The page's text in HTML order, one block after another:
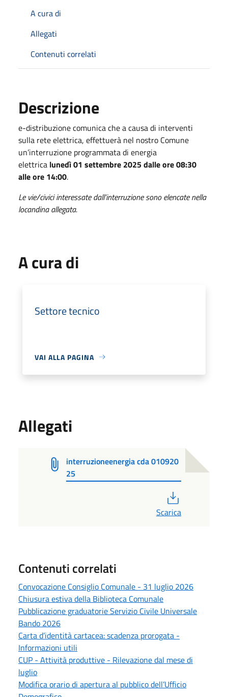
A cura di
Allegati
Contenuti correlati
Descrizione
e-distribuzione comunica che a causa di interventi
sulla rete elettrica, effettuerà nel nostro Comune
un’interruzione programmata di energia
elettrica lunedì 01 settembre 2025 dalle ore 08:30
alle ore 14:00.
Le vie/civici interessate dall’interruzione sono elencate nella
locandina allegata.
A cura di
Settore tecnico
VAI ALLA PAGINA
Allegati
interruzioneenergia cda 010920
25
Scarica
Contenuti correlati
Convocazione Consiglio Comunale - 31 luglio 2026
Chiusura estiva della Biblioteca Comunale
Pubblicazione graduatorie Servizio Civile Universale
Bando 2026
Carta d’identità cartacea: scadenza prorogata -
Informazioni utili
CUP - Attività produttive - Rilevazione dal mese di
luglio
Modifica orario di apertura al pubblico dell’Ufficio